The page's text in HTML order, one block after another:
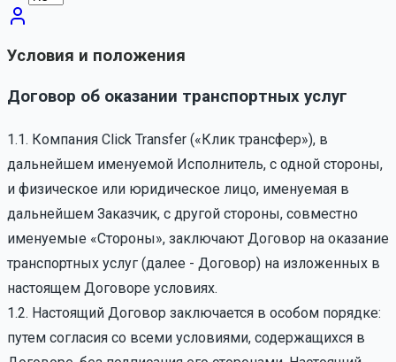
Условия и положения
Договор об оказании транспортных услуг
1.1. Компания Click Transfer («Клик трансфер»), в
дальнейшем именуемой Исполнитель, с одной стороны,
и физическое или юридическое лицо, именуемая в
дальнейшем Заказчик, с другой стороны, совместно
именуемые «Стороны», заключают Договор на оказание
транспортных услуг (далее - Договор) на изложенных в
настоящем Договоре условиях.
1.2. Настоящий Договор заключается в особом порядке:
путем согласия со всеми условиями, содержащихся в